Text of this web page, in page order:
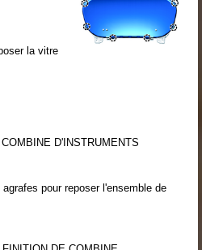
la vitre
D'INSTRUMENTS
pour reposer l'ensemble de